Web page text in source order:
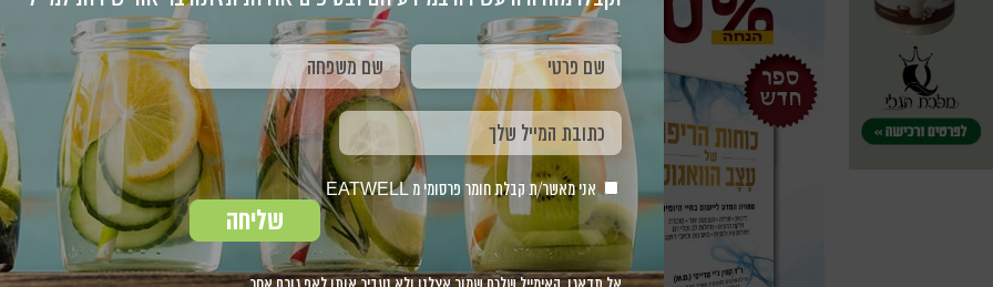
מאת: ד"ר מרדכי הוכברג, תזונאי ומחבר כתב העת "תזונה פלוס"
זמן קריאה: דקות
סובלים ממעי רגיז? מתקשים לעכל וכל מה שאתם מכניסים אל פיכם
אצלכם מהומה בבטן? מחקר חדש מציע כיוון חדש: ייתכן וחסר לכם ויטמין B6
סובלים ממעי רגיז? מתקשים
אני מאשר/ת קבלת חומר פרסומי מ EATWELL
שליחה